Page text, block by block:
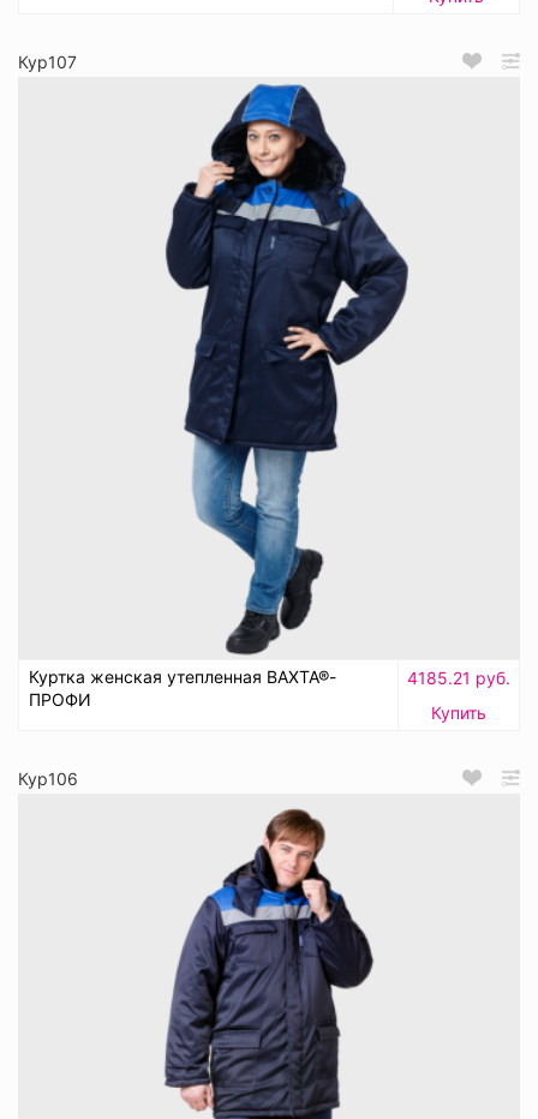
Кур107
Куртка женская утепленная ВАХТА®-
ПРОФИ
4185.21 руб.
Купить
Кур106